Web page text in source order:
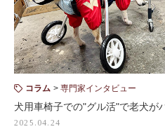
コラム 専門家インタビュー
犬用車椅子での"グル活"で老犬が
2025.04.24